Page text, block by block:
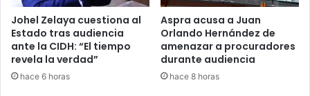
Johel Zelaya cuestiona al
Estado tras audiencia
ante la CIDH: “El tiempo
revela la verdad”
hace 6 horas
Aspra acusa a Juan
Orlando Hernández de
amenazar a procuradores
durante audiencia
hace 8 horas